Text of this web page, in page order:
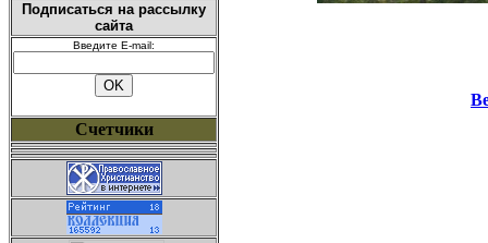
Подписаться на рассылку
сайта
Введите E-mail:
Счетчики